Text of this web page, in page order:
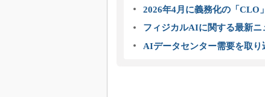
2026年4月に義務化の「CLO
フィジカルAIに関する最新ニ
AIデータセンター需要を取